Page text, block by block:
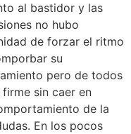
al bastidor y las
no hubo
de forzar el ritmo
su
pero de todos
sin caer en
de la
En los pocos